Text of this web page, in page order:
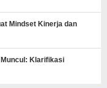
Mindset Kinerja dan
Muncul: Klarifikasi